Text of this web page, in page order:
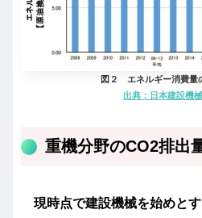
図２ エネルギー消費量
出典：日本建設機
重機分野のCO2排出
現時点で建設機械を始めと